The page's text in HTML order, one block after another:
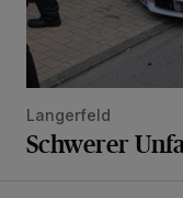
Langerfeld
Schwerer